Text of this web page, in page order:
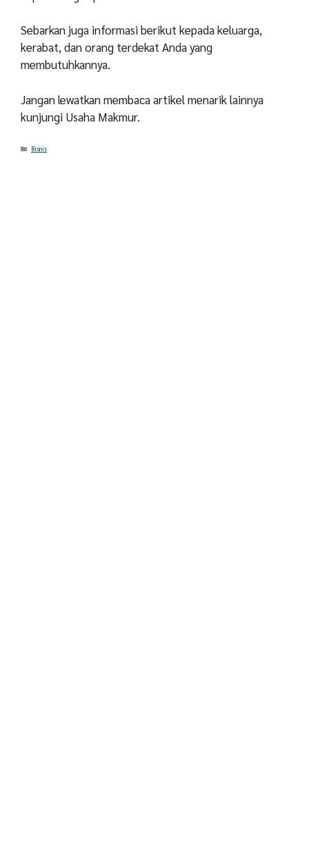
Sebarkan juga informasi berikut kepada keluarga,
kerabat, dan orang terdekat Anda yang
membutuhkannya.
Jangan lewatkan membaca artikel menarik lainnya
kunjungi Usaha Makmur.
Categories
Bisnis